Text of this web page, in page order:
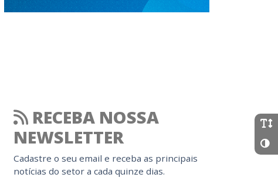
RECEBA NOSSA
NEWSLETTER
Cadastre o seu email e receba as principais
notícias do setor a cada quinze dias.